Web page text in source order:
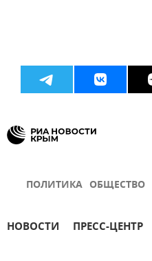
ПОЛИТИКА ОБЩЕСТВО
НОВОСТИ ПРЕСС-ЦЕНТР